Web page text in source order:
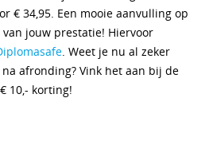
€ 34,95. Een mooie aanvulling op
jouw prestatie! Hiervoor
. Weet je nu al zeker
afronding? Vink het aan bij de
10,- korting!